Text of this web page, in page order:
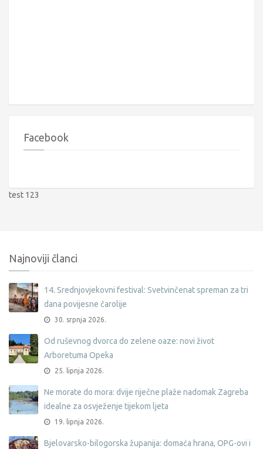
Facebook
test 123
Najnoviji članci
14. Srednjovjekovni festival: Svetvinčenat spreman za tri
dana povijesne čarolije
30. srpnja 2026.
Od ruševnog dvorca do zelene oaze: novi život
Arboretuma Opeka
25. lipnja 2026.
Ne morate do mora: dvije riječne plaže nadomak Zagreba
idealne za osvježenje tijekom ljeta
19. lipnja 2026.
Bjelovarsko-bilogorska županija: domaća hrana, OPG-ovi i